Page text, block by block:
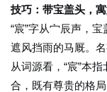
技巧：带宝盖头，寓
“宸”字从宀辰声，
遮风挡雨的马厩。
从词源看，“宸”本
合，既有尊贵的格